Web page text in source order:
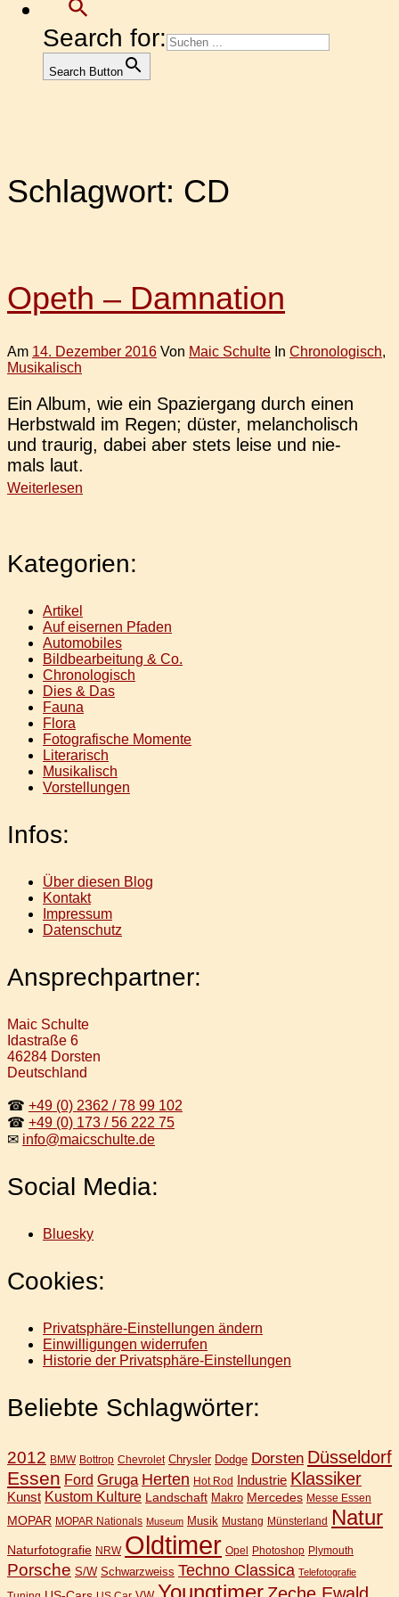
Search for:
Search Button
Schlagwort: CD
Opeth – Damnation
Am 14. Dezember 2016 Von Maic Schulte In Chronologisch,
Musikalisch
Ein Album, wie ein Spa­zier­gang durch einen
Herbst­wald im Regen; düster, melan­cho­lisch
und trau­rig, dabei aber stets leise und nie­
mals laut.
Weiterlesen
Kategorien:
Artikel
Auf eisernen Pfaden
Automobiles
Bildbearbeitung & Co.
Chronologisch
Dies & Das
Fauna
Flora
Fotografische Momente
Literarisch
Musikalisch
Vorstellungen
Infos:
Über diesen Blog
Kontakt
Impressum
Datenschutz
Ansprechpartner:
Maic Schulte
Idastraße 6
46284 Dorsten
Deutschland
☎ +49 (0) 2362 / 78 99 102
☎ +49 (0) 173 / 56 222 75
✉ info@maicschulte.de
Social Media:
Bluesky
Cookies:
Privatsphäre-Einstellungen ändern
Einwilligungen widerrufen
Historie der Privatsphäre-Einstellungen
Beliebte Schlagwörter:
2012 BMW Bottrop Chevrolet Chrysler Dodge Dorsten Düsseldorf
Essen Ford Gruga Herten Hot Rod Industrie Klassiker
Kunst Kustom Kulture Landschaft Makro Mercedes Messe Essen
MOPAR MOPAR Nationals Museum Musik Mustang Münsterland Natur
Naturfotografie NRW Oldtimer Opel Photoshop Plymouth
Porsche S/W Schwarzweiss Techno Classica Telefotografie
Youngtimer